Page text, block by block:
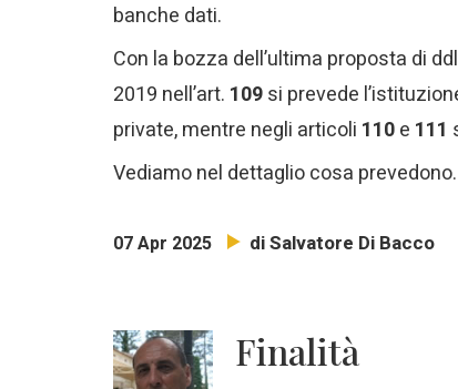
banche dati.
Con la bozza dell’ultima proposta di
2019 nell’art. 109si prevede
private, mentre negli articoli 110e 111
Vediamo nel dettaglio cosa prevedono.
07 Apr 2025 di Salvatore Di Bacco
Finalità